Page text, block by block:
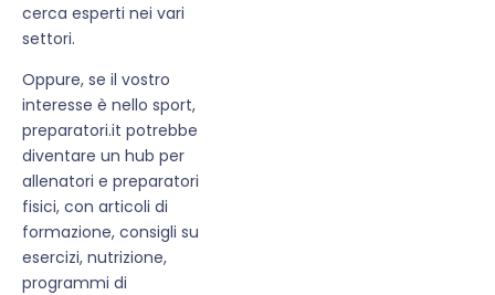
cerca esperti nei vari
settori.
Oppure, se il vostro
interesse è nello sport,
preparatori.it potrebbe
diventare un hub per
allenatori e preparatori
fisici, con articoli di
formazione, consigli su
esercizi, nutrizione,
programmi di